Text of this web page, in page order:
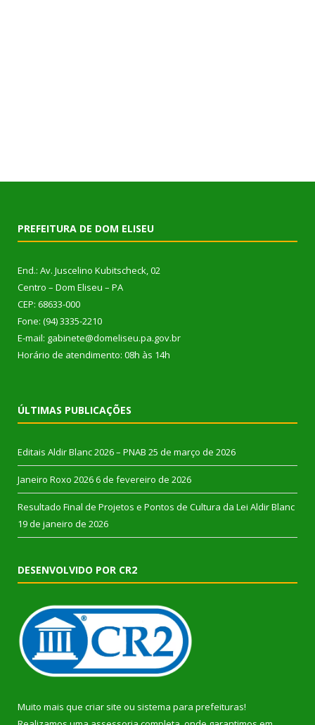
PREFEITURA DE DOM ELISEU
End.: Av. Juscelino Kubitscheck, 02
Centro – Dom Eliseu – PA
CEP: 68633-000
Fone: (94) 3335-2210
E-mail: gabinete@domeliseu.pa.gov.br
Horário de atendimento: 08h às 14h
ÚLTIMAS PUBLICAÇÕES
Editais Aldir Blanc 2026 – PNAB 25 de março de 2026
Janeiro Roxo 2026 6 de fevereiro de 2026
Resultado Final de Projetos e Pontos de Cultura da Lei Aldir Blanc
19 de janeiro de 2026
DESENVOLVIDO POR CR2
Muito mais que criar site ou sistema para prefeituras!